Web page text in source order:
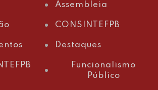
Assembleia
CONSINTEFPB
Destaques
Funcionalismo
Público